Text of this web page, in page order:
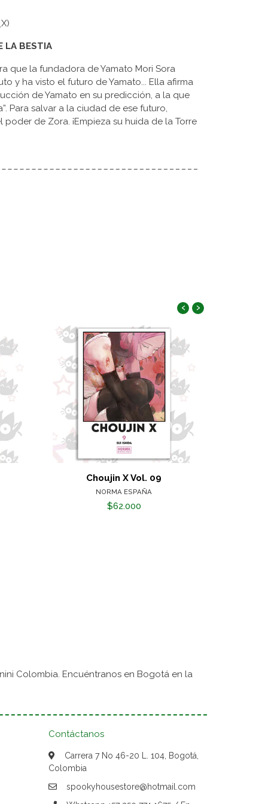
LA BESTIA
que la fundadora de Yamato Mori Sora
y ha visto el futuro de Yamato... Ella afirma
de Yamato en su predicción, a la que
Para salvar a la ciudad de ese futuro,
de Zora. ¡Empieza su huida de la Torre
Choujin X Vol. 09
NORMA ESPAÑA
$62.000
‹ ›
Colombia. Encuéntranos en Bogotá en la
Contáctanos
Carrera 7 No 46-20 L. 104, Bogotá,
Colombia
spookyhousestore@hotmail.com